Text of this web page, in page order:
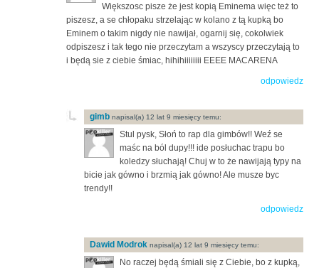
Większosc pisze że jest kopią Eminema więc też to
piszesz, a se chłopaku strzelając w kolano z tą kupką bo
Eminem o takim nigdy nie nawijał, ogarnij się, cokolwiek
odpiszesz i tak tego nie przeczytam a wszyscy przeczytają to
i będą sie z ciebie śmiac, hihihiiiiiiii EEEE MACARENA
odpowiedz
gimb napisal(a) 12 lat 9 miesięcy temu:
Stul pysk, Słoń to rap dla gimbów!! Weź se
maśc na ból dupy!!! ide posłuchac trapu bo
koledzy słuchają! Chuj w to że nawijają typy na
bicie jak gówno i brzmią jak gówno! Ale musze byc
trendy!!
odpowiedz
Dawid Modrok napisal(a) 12 lat 9 miesięcy temu:
No raczej będą śmiali się z Ciebie, bo z kupką,